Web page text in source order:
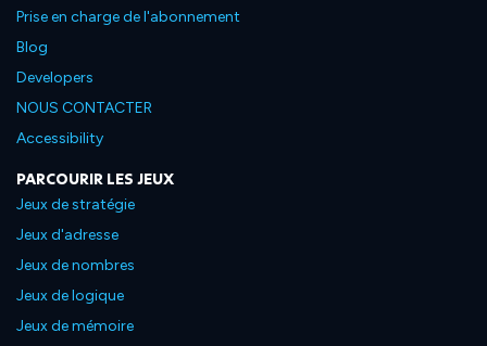
Prise en charge de l'abonnement
Blog
Developers
NOUS CONTACTER
Accessibility
PARCOURIR LES JEUX
Jeux de stratégie
Jeux d'adresse
Jeux de nombres
Jeux de logique
Jeux de mémoire